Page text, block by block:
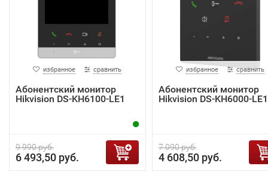
избранное сравнить
Абонентский монитор
Hikvision DS-KH6100-LE1
9 990 руб.
6 493,50 руб.
избранное сравнить
Абонентский монитор
Hikvision DS-KH6000-LE1
7 090 руб.
4 608,50 руб.